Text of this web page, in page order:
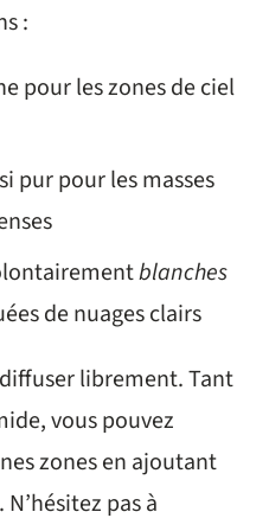
:
pour les zones de ciel
pur pour les masses
blanches
de nuages clairs
librement. Tant
vous pouvez
zones en ajoutant
pas à